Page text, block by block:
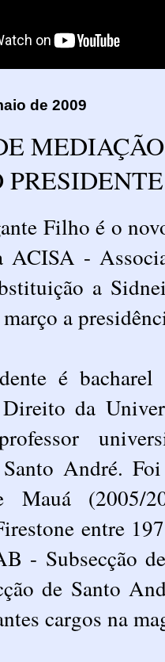
de 2009
Filho é o
ACISA -
a
a
é
Direito da
André.
Mauá (2005/
entre
- Subsecção
de Santo
cargos na